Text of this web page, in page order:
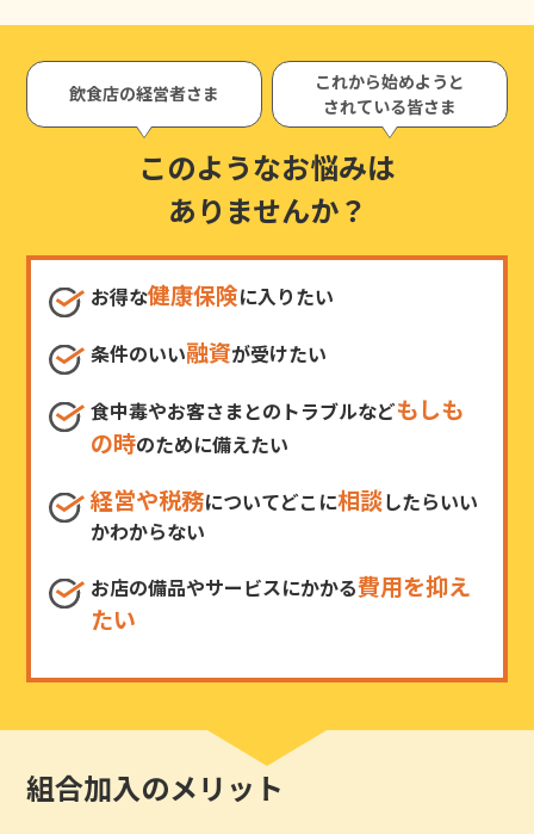
飲食店の経営者さま
これから始めようと
されている皆さま
このようなお悩みは
ありませんか？
お得な健康保険に入りたい
条件のいい融資が受けたい
食中毒やお客さまとのトラブルなどもしも
の時のために備えたい
経営や税務についてどこに相談したらいい
かわからない
お店の備品やサービスにかかる費用を抑え
たい
組合加入のメリット